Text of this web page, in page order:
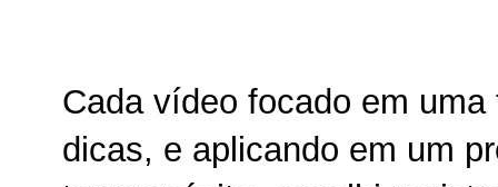
Cada vídeo focado em
dicas, e aplicando em um